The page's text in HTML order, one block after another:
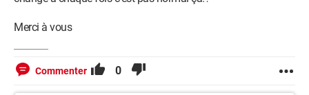
Merci à vous
Commenter 0